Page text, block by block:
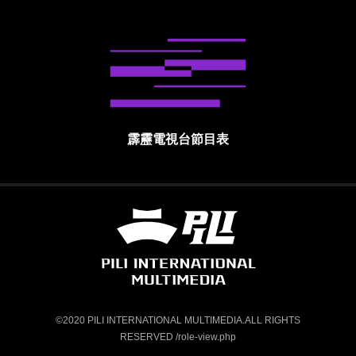
霹靂電視台節目表
霹靂國際多媒體股份有限公司 PILI
©2020 PILI INTERNATIONAL MULTIMEDIA.ALL RIGHTS
RESERVED /role-view.php